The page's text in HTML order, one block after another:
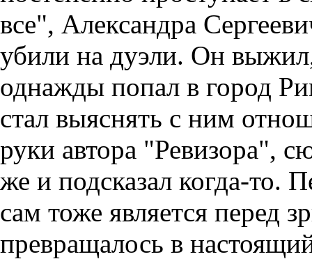
все", Александра
убили на дуэли. Он
однажды попал в город
стал выяснять с ним
руки автора "Ревизора",
же и подсказал когда-
сам тоже является перед
превращалось в